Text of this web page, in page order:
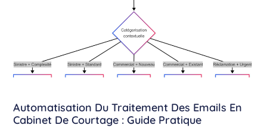
Automatisation Du Traitement Des Emails En
Cabinet De Courtage : Guide Pratique